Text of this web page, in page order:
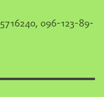
096-123-89-